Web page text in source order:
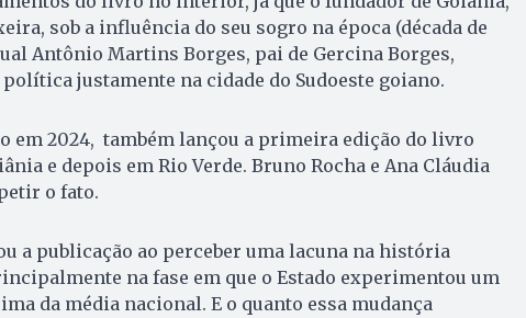
sob a influência do seu sogro na época (década de
Antônio Martins Borges, pai de Gercina Borges,
justamente na cidade do Sudoeste goiano.
em 2024, também lançou a primeira edição do livro
e depois em Rio Verde. Bruno Rocha e Ana Cláudia
o fato.
a publicação ao perceber uma lacuna na história
na fase em que o Estado experimentou um
da média nacional. E o quanto essa mudança